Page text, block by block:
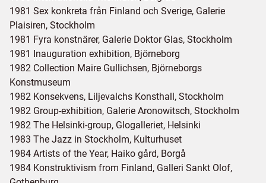
1981 Sex konkreta från Finland och Sverige, Galerie
Plaisiren, Stockholm
1981 Fyra konstnärer, Galerie Doktor Glas, Stockholm
1981 Inauguration exhibition, Björneborg
1982 Collection Maire Gullichsen, Björneborgs
Konstmuseum
1982 Konsekvens, Liljevalchs Konsthall, Stockholm
1982 Group-exhibition, Galerie Aronowitsch, Stockholm
1982 The Helsinki-group, Glogalleriet, Helsinki
1983 The Jazz in Stockholm, Kulturhuset
1984 Artists of the Year, Haiko gård, Borgå
1984 Konstruktivism from Finland, Galleri Sankt Olof,